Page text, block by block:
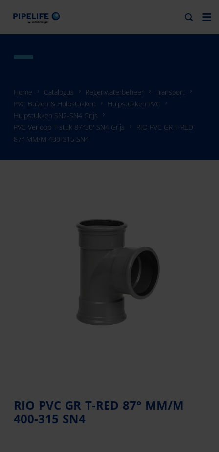
Home Catalogus Regenwaterbeheer
Transport
PVC Buizen & Hulpstukken
Hulpstukken PVC
Hulpstukken SN2-SN4 Grijs
PVC Verloop T-stuk 87°30' SN4 Grijs
RIO PVC GR T-RED
87° MM/M 400-315 SN4
RIO PVC GR T-RED 87° MM/M
400-315 SN4